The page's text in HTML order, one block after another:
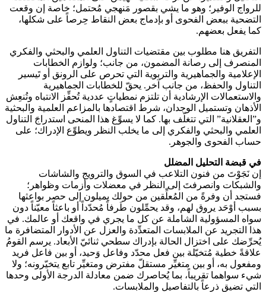
للرواج الوفير؛ وهو ما يشي بقصور مَنهجي مُحتمل؛ خاصة إن وقعت
التضحية ببعض الفحوى أو بإدماج بعض النقاط حِرصاً على شكلها،
كما يفعل بعضهم.
التفريق هنا مطلوب بين مقتضيات التناول العلمي والبحثي والفكري
المنصرف إلى رصانة المضمون، من جانب؛ ولوازم الخطابات
الإعلامية والجماهيرية والتربوية التي تحرص على الرونق أو تَيسير
التناول والحفظ، من جانب آخر. يحقّ للخطابات الجماهيرية
والاستعمالات الإرشادية أن تلتزم نمطياتٍ عددية تُحفِّز الانتباه وتُنعِش
الأذهان وتستميل الوجدان، شرط اقتصادها بالمزاعم العلمية والبحثية
و”العقلانية” التي تتغلّف بها. كما لا يسوِّغ هذا المنحى استدراجَ التناول
العلمي والبحثي والفكري إلى ما يخلب النظر ويطوِّع الإدراك؛ على
حساب الفحوى والجوهر.
في قبضة التحليل المضلل
إن نَجَوْتَ من فنون التلاعب في السوق والترويج والشاشات
والشبكات وانصرفتَ إلى النظر في معضلات وأزمات وظواهر؛
فستجد أن وفرةً من المُعلِّقين من حولك يميلون إلى حصر بواعثها
بسبب أوْحَد يروق لهم، وقد يحمِّلون طَرفاً مُحدّداً أو باعثاً معيّناً دون
سواه المسؤولية الشاملة عن كل ما يجري في واقعك أو عالمك. في
هذا التجريد عن الملابسات المتعدِّدة والعزل عن الأدوار المتضافرة ما
يُحرِّضك على اختزال الحالة بإدراك سطحي ثنائيّ الأبعاد. يرسم القومُ
علاقةً خطية مُتخيّلة بين فعل محدّد وفاعل وَحيد، أو بين فاعل فريد
ومفعول به، أو بين متغيِّر مستقلّ مفترض ومتغيِّر تابع يتخيّرونه؛ ولا
شيء سواهما تقريباً، بما يُحاصرك ضمن معادلة الدرجة الأولى وحدها
التي تضيق ذرعاً بالتفاصيل والملابسات.